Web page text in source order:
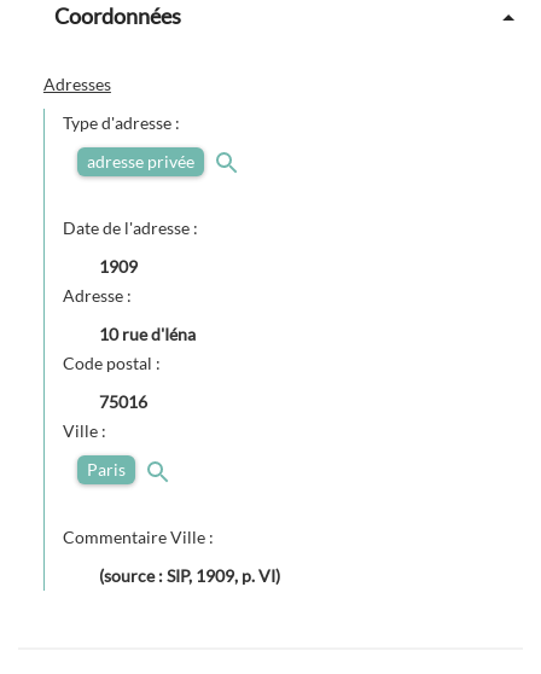
Coordonnées
Adresses
Type d'adresse :
adresse privée
Date de l'adresse :
1909
Adresse :
10 rue d'Iéna
Code postal :
75016
Ville :
Paris
Commentaire Ville :
(source : SIP, 1909, p. VI)